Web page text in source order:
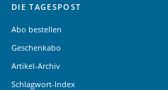
DIE TAGESPOST
Abo bestellen
Geschenkabo
Artikel-Archiv
Schlagwort-Index